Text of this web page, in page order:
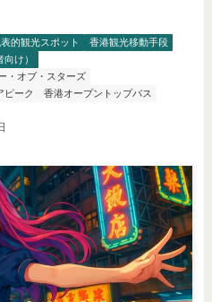
的観光スポット
香港観光移動手段
け）
・オブ・スターズ
ピーク
香港オープントップバス